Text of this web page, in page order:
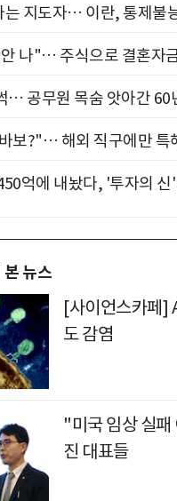
는 지도자… 이란, 통제불
나"… 주식으로 결혼자
… 공무원 목숨 앗아간 60
보?"… 해외 직구에만 특
억에 내놨다, '투자의 신
뉴스
[사이언스카페]
도 감염
"미국 임상 실
진 대표들